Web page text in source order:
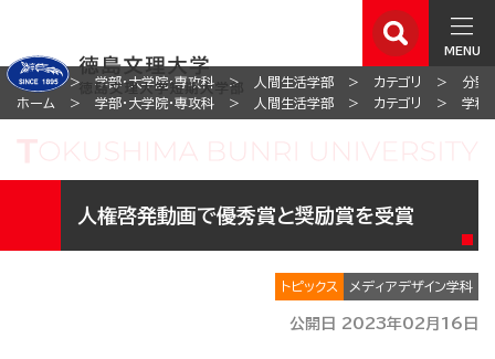
MENU
ホーム 学部・大学院・専攻科 人間生活学部 カテゴリ
分野
ホーム
学部・大学院・専攻科 人間生活学部 カテゴリ 学科
人権啓発動画で優秀賞と奨励賞を受賞
トピックス メディアデザイン学科
公開日 2023年02月16日